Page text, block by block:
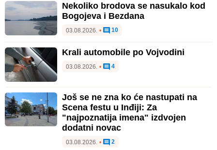
Nekoliko brodova se nasukalo kod
Bogojeva i Bezdana
03.08.2026. • 10
Krali automobile po Vojvodini
03.08.2026. • 4
Još se ne zna ko će nastupati na
Scena festu u Inđiji: Za
"najpoznatija imena" izdvojen
dodatni novac
03.08.2026. • 2